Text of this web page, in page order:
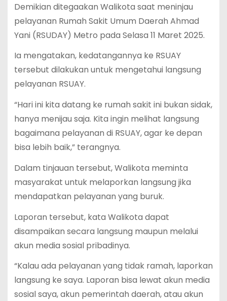
Demikian ditegaakan Walikota saat meninjau
pelayanan Rumah Sakit Umum Daerah Ahmad
Yani (RSUDAY) Metro pada Selasa 11 Maret 2025.
Ia mengatakan, kedatangannya ke RSUAY
tersebut dilakukan untuk mengetahui langsung
pelayanan RSUAY.
“Hari ini kita datang ke rumah sakit ini bukan sidak,
hanya menijau saja. Kita ingin melihat langsung
bagaimana pelayanan di RSUAY, agar ke depan
bisa lebih baik,” terangnya.
Dalam tinjauan tersebut, Walikota meminta
masyarakat untuk melaporkan langsung jika
mendapatkan pelayanan yang buruk.
Laporan tersebut, kata Walikota dapat
disampaikan secara langsung maupun melalui
akun media sosial pribadinya.
“Kalau ada pelayanan yang tidak ramah, laporkan
langsung ke saya. Laporan bisa lewat akun media
sosial saya, akun pemerintah daerah, atau akun